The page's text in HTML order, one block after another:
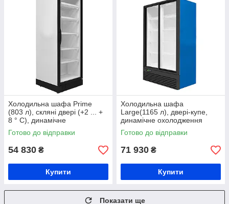
Холодильна шафа Prime
(803 л), скляні двері (+2 ... +
8 ° С), динамічне
охолодження
Готово до відправки
54 830 ₴
Купити
Холодильна шафа
Large(1165 л), двері-купе,
динамічне охолодження
Готово до відправки
71 930 ₴
Купити
Показати ще